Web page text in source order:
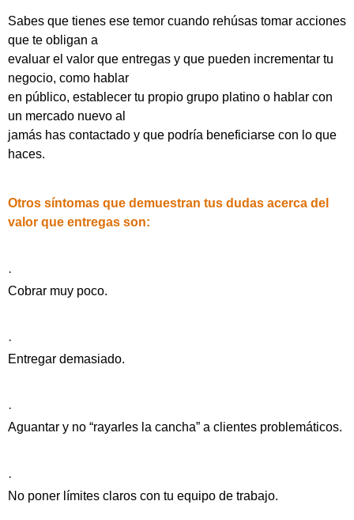
Sabes que tienes ese temor cuando rehúsas tomar acciones
que te obligan a
evaluar el valor que entregas y que pueden incrementar tu
negocio, como hablar
en público, establecer tu propio grupo platino o hablar con
un mercado nuevo al
jamás has contactado y que podría beneficiarse con lo que
haces.
Otros síntomas que demuestran tus dudas acerca del
valor que entregas son:
·
Cobrar muy poco.
·
Entregar demasiado.
·
Aguantar y no “rayarles la cancha” a clientes problemáticos.
·
No poner límites claros con tu equipo de trabajo.